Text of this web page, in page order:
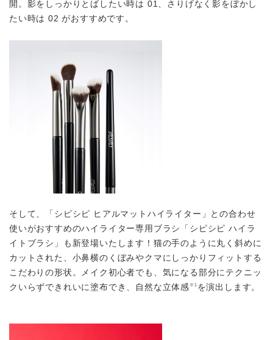
開。影をしっかりとばしたい時は 01、さりげなく影をぼかし
たい時は 02 がおすすめです。
そして、「シピシピ ヒアルマットハイライター」との合わせ
使いがおすすめのハイライター専⽤ブラシ「シピシピ ハイラ
イトブラシ」も新登場いたします！猫の⼿のように丸く斜めに
カットされた、⼩⿐横のくぼみやクマにしっかりフィットする
こだわりの形状。メイク初⼼者でも、気になる部分にテクニッ
クいらずできれいに塗布でき、⾃然な⽴体感 ※1 を演出します。